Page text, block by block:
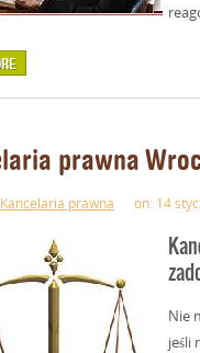
prawna
Kancelaria prawna on: 14
Nie
jeśli